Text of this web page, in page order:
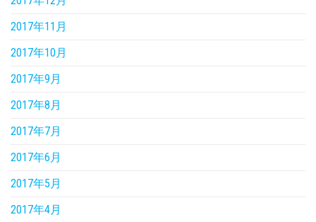
2017年11月
2017年10月
2017年9月
2017年8月
2017年7月
2017年6月
2017年5月
2017年4月